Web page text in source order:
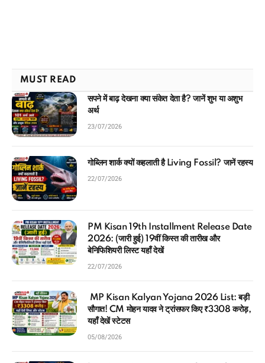
MUST READ
सपने में बाढ़ देखना क्या संकेत देता है? जानें शुभ या अशुभ
अर्थ
23/07/2026
गोब्लिन शार्क क्यों कहलाती है Living Fossil? जानें रहस्य
22/07/2026
PM Kisan 19th Installment Release Date
2026: (जारी हुई) 19वीं किस्त की तारीख और
बेनिफिशियरी लिस्ट यहाँ देखें
22/07/2026
MP Kisan Kalyan Yojana 2026 List: बड़ी
सौगात! CM मोहन यादव ने ट्रांसफर किए ₹3308 करोड़,
यहाँ देखें स्टेटस
05/08/2026